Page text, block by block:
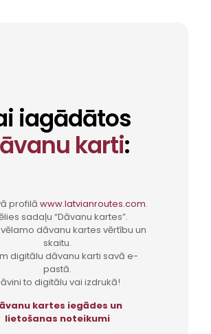
iagādātos
karti:
profilā www.latvianroutes.com.
sadaļu “Dāvanu kartes”.
dāvanu kartes vērtību un
skaitu.
digitālu dāvanu karti savā e-
pastā.
to digitālu vai izdrukā!
kartes iegādes un
lietošanas noteikumi